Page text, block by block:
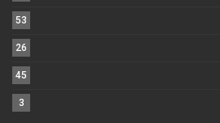
53
26
45
3